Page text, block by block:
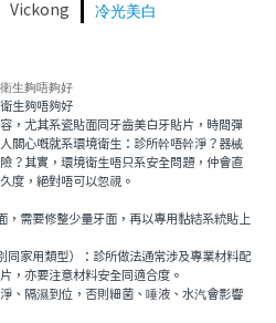
Vickong 冷光美白
生夠唔夠好
生夠唔夠好
尤其系瓷貼面同牙齒美白牙貼片，時間彈
關心嘅就系環境衛生：診所幹唔幹淨？器械
？其實，環境衛生唔只系安全問題，仲會直
度，絕對唔可以忽視。
需要修整少量牙面，再以專用黏結系統貼上
家用類型）：診所做法通常涉及專業材料配
，亦要注意材料安全同適合度。
隔濕到位，否則細菌、唾液、水汽會影響